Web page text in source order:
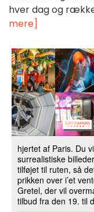
hver dag og
mere]